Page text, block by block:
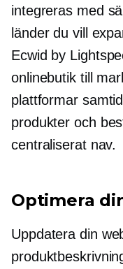
integreras med
länder du vill
Ecwid by
onlinebutik till
plattformar
produkter och
centraliserat nav.
Optimera
Uppdatera din